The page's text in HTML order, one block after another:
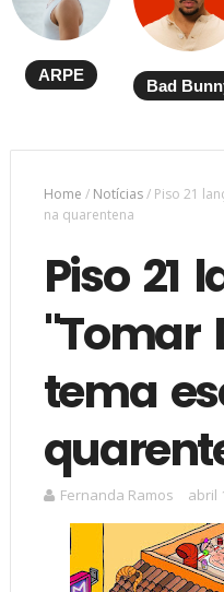
ARPE
Bad
Home / Notícias/ Piso 21
na quarentena
Piso 21
"Tomar
tema
Fernanda Ramos abril